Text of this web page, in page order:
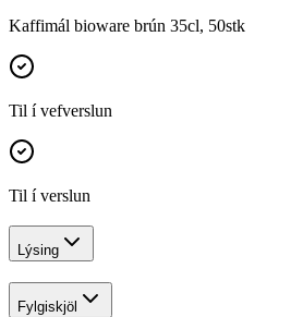
Kaffimál bioware brún 35cl, 50stk
Til í vefverslun
Til í verslun
Lýsing
Fylgiskjöl